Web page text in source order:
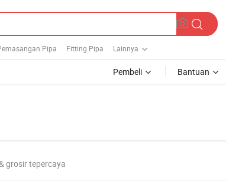
Pipa Fitting Pipa Lainnya
Pembeli Bantuan
grosir tepercaya